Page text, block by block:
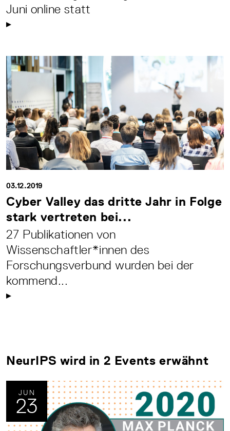
Juni online statt
03.12.2019
Cyber Valley das dritte Jahr in Folge
stark vertreten bei...
27 Publikationen von
Wissenschaftler*innen des
Forschungsverbund wurden bei der
kommend...
NeurIPS wird in 2 Events erwähnt
JUN
23